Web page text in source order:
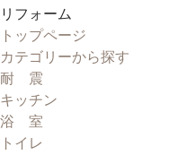
リフォーム
トップページ
カテゴリーから探す
耐 震
キッチン
浴 室
トイレ